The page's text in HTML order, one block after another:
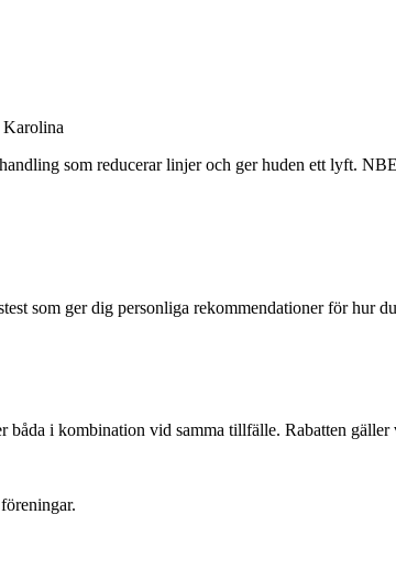
som reducerar linjer och ger huden ett lyft.
som ger dig personliga rekommendationer för hur
båda i kombination vid samma tillfälle. Rabatten